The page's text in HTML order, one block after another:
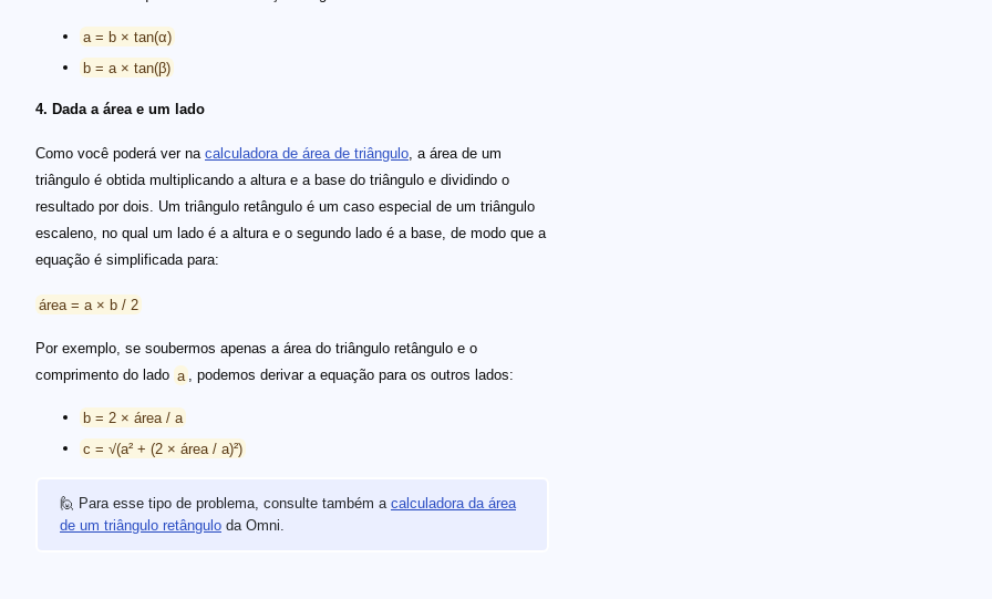
a = b × tan(α)
b = a × tan(β)
4. Dada a área e um lado
Como você poderá ver na calculadora de área de triângulo, a área de um
triângulo é obtida multiplicando a altura e a base do triângulo e dividindo o
resultado por dois. Um triângulo retângulo é um caso especial de um triângulo
escaleno, no qual um lado é a altura e o segundo lado é a base, de modo que a
equação é simplificada para:
área = a × b / 2
Por exemplo, se soubermos apenas a área do triângulo retângulo e o
comprimento do lado a , podemos derivar a equação para os outros lados:
b = 2 × área / a
c = √(a² + (2 × área / a)²)
🙋 Para esse tipo de problema, consulte também a calculadora da área
de um triângulo retângulo da Omni.